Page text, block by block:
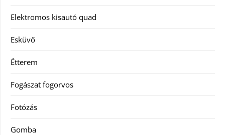
Elektromos kisautó quad
Esküvő
Étterem
Fogászat fogorvos
Fotózás
Gomba